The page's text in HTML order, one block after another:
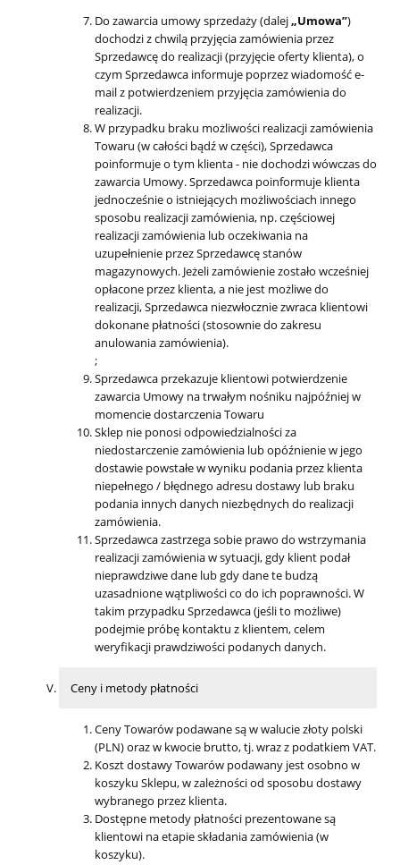
Do zawarcia umowy sprzedaży (dalej„Umowa”)
dochodzi z chwilą przyjęcia zamówienia przez
Sprzedawcę do realizacji (przyjęcie oferty klienta), o
czym Sprzedawca informuje poprzez wiadomość e-
mail z potwierdzeniem przyjęcia zamówienia do
realizacji.
W przypadku braku możliwości realizacji zamówienia
Towaru (w całości bądź w części), Sprzedawca
poinformuje o tym klienta - nie dochodzi wówczas do
zawarcia Umowy. Sprzedawca poinformuje klienta
jednocześnie o istniejących możliwościach innego
sposobu realizacji zamówienia, np. częściowej
realizacji zamówienia lub oczekiwania na
uzupełnienie przez Sprzedawcę stanów
magazynowych. Jeżeli zamówienie zostało wcześniej
opłacone przez klienta, a nie jest możliwe do
realizacji, Sprzedawca niezwłocznie zwraca klientowi
dokonane płatności (stosownie do zakresu
anulowania zamówienia).
;
Sprzedawca przekazuje klientowi potwierdzenie
zawarcia Umowy na trwałym nośniku najpóźniej w
momencie dostarczenia Towaru
Sklep nie ponosi odpowiedzialności za
niedostarczenie zamówienia lub opóźnienie w jego
dostawie powstałe w wyniku podania przez klienta
niepełnego / błędnego adresu dostawy lub braku
podania innych danych niezbędnych do realizacji
zamówienia.
Sprzedawca zastrzega sobie prawo do wstrzymania
realizacji zamówienia w sytuacji, gdy klient podał
nieprawdziwe dane lub gdy dane te budzą
uzasadnione wątpliwości co do ich poprawności. W
takim przypadku Sprzedawca (jeśli to możliwe)
podejmie próbę kontaktu z klientem, celem
weryfikacji prawdziwości podanych danych.
Ceny i metody płatności
Ceny Towarów podawane są w walucie złoty polski
(PLN) oraz w kwocie brutto, tj. wraz z podatkiem VAT.
Koszt dostawy Towarów podawany jest osobno w
koszyku Sklepu, w zależności od sposobu dostawy
wybranego przez klienta.
Dostępne metody płatności prezentowane są
klientowi na etapie składania zamówienia (w
koszyku).